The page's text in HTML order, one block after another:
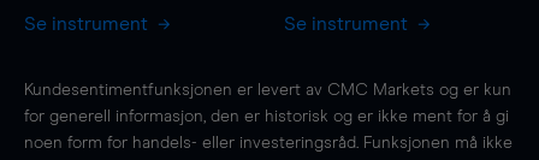
Se instrument Se instrument
Kundesentimentfunksjonen er levert av CMC Markets og er kun
for generell informasjon, den er historisk og er ikke ment for å gi
noen form for handels- eller investeringsråd. Funksjonen må ikke